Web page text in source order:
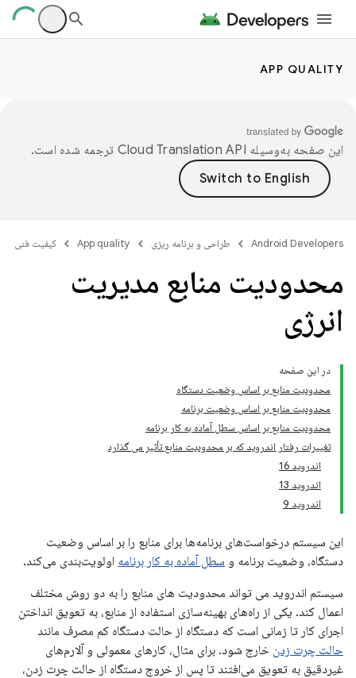
APP QUALITY
این صفحه به‌وسیله ترجمه شده است.
Android Developers طراحی و برنامه ریزی App quality کیفیت فنی
محدودیت منابع مدیریت
انرژی
در این صفحه
محدودیت منابع بر اساس وضعیت دستگاه
محدودیت منابع بر اساس وضعیت برنامه
محدودیت منابع بر اساس سطل آماده به کار برنامه
تغییرات رفتار اندروید که بر محدودیت منابع تأثیر می گذارد
اندروید 16
اندروید 13
اندروید 9
این سیستم درخواست‌های برنامه‌ها برای منابع را بر اساس وضعیت
دستگاه، وضعیت برنامه و سطل آماده به کار برنامه اولویت‌بندی می‌کند.
سیستم اندروید می تواند محدودیت های منابع را به دو روش مختلف
اعمال کند. یکی از راه‌های بهینه‌سازی استفاده از منابع، به تعویق انداختن
اجرای کار تا زمانی است که دستگاه از حالت دستگاه کم مصرف مانند
حالت چرت زدن خارج شود. برای مثال، کارهای معمولی و آلارم‌های
غیردقیق به تعویق می‌افتند تا پس از خروج دستگاه از حالت چرت زدن،